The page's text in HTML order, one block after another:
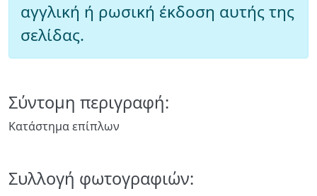
αγγλική ή ρωσική έκδοση αυτής της
σελίδας.
Σύντομη περιγραφή:
Κατάστημα επίπλων
Συλλογή φωτογραφιών: